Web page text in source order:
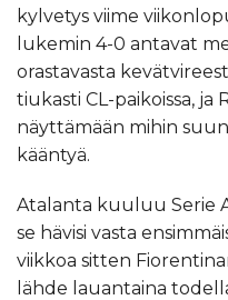
kylvetys viime
lukemin 4-0 antavat
orastavasta
tiukasti CL-paikoissa,
näyttämään mihin
kääntyä.
Atalanta kuuluu Serie
se hävisi vasta
viikkoa sitten
lähde lauantaina